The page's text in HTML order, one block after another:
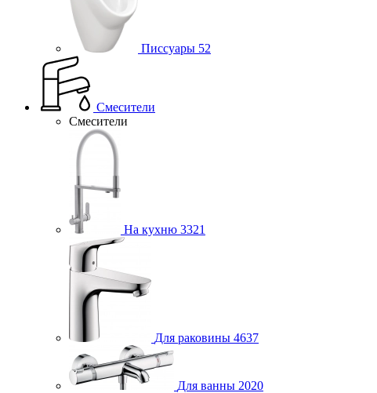
Писсуары 52
Смесители
Смесители
На кухню 3321
Для раковины 4637
Для ванны 2020